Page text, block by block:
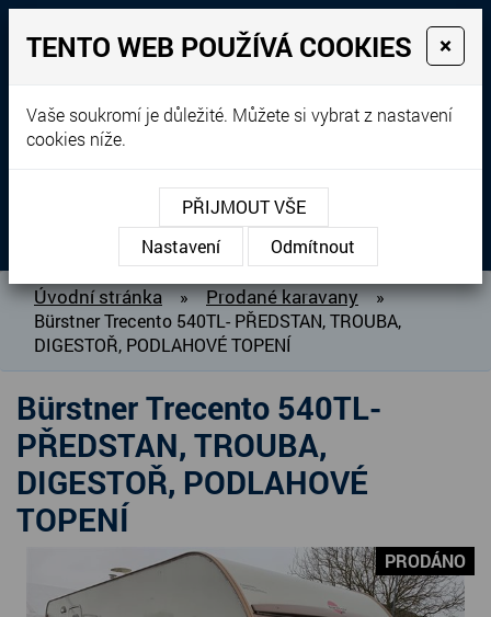
Prodej, dovoz, výkup a
pronájem karavanů
+420 604 760 364
MENU
O NÁS
BAZAR KARAVANŮ
PŘIPRAVUJEME DO PRODEJE
PRODANÉ KARAVANY
PŮJČOVNA KARAVANŮ
DOPLŇKY PRO KARAVANY
SERVIS KARAVANŮ
KONTAKT
Úvodní stránka » Prodané karavany
»
Bürstner Trecento 540TL- PŘEDSTAN, TROUBA,
DIGESTOŘ, PODLAHOVÉ TOPENÍ
Bürstner Trecento 540TL-
PŘEDSTAN, TROUBA,
DIGESTOŘ, PODLAHOVÉ
TOPENÍ
PRODÁNO
TENTO WEB POUŽÍVÁ COOKIES ×
Vaše soukromí je důležité. Můžete si vybrat z nastavení
cookies níže.
PŘIJMOUT VŠE
Nastavení
Odmítnout